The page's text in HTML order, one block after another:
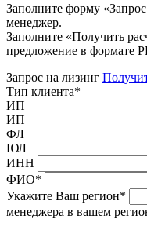
Заполните форму
менеджер.
Заполните «Получить
предложение в формате
Запрос на лизинг
Тип клиента*
ИП
ИП
ФЛ
ЮЛ
ИНН
ФИО*
Укажите Ваш регион*
менеджера в вашем